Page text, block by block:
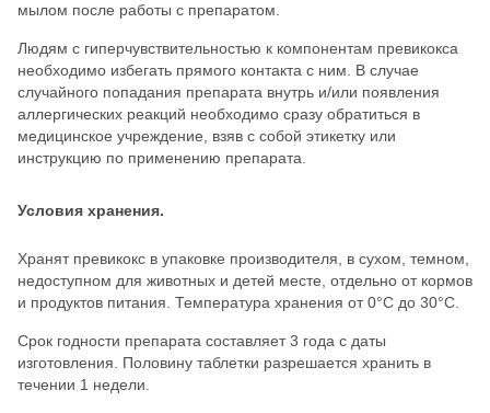
мылом после работы с препаратом.
Людям с гиперчувствительностью к компонентам превикокса
необходимо избегать прямого контакта с ним. В случае
случайного попадания препарата внутрь и/или появления
аллергических реакций необходимо сразу обратиться в
медицинское учреждение, взяв с собой этикетку или
инструкцию по применению препарата.
Условия хранения.
Хранят превикокс в упаковке производителя, в сухом, темном,
недоступном для животных и детей месте, отдельно от кормов
и продуктов питания. Температура хранения от 0°С до 30°С.
Срок годности препарата составляет 3 года с даты
изготовления. Половину таблетки разрешается хранить в
течении 1 недели.